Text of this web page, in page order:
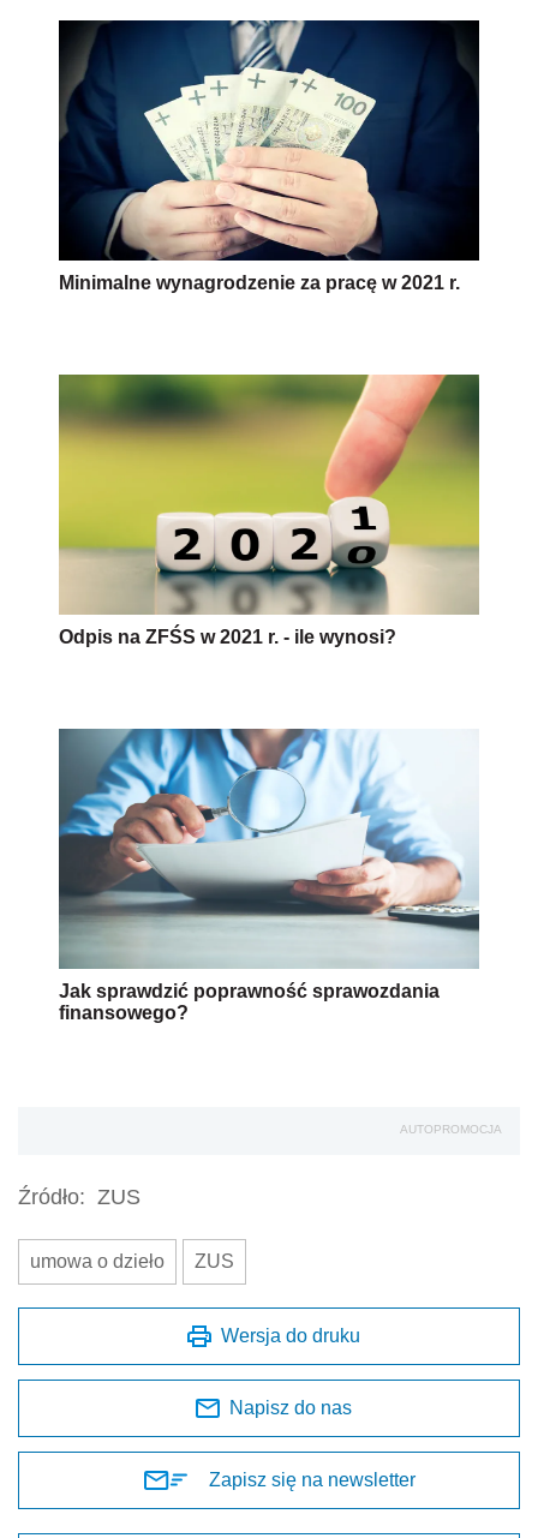
Minimalne wynagrodzenie za pracę w 2021 r.
Odpis na ZFŚS w 2021 r. - ile wynosi?
Jak sprawdzić poprawność sprawozdania
finansowego?
AUTOPROMOCJA
Źródło: ZUS
umowa o dzieło ZUS
Wersja do druku
Napisz do nas
Zapisz się na newsletter